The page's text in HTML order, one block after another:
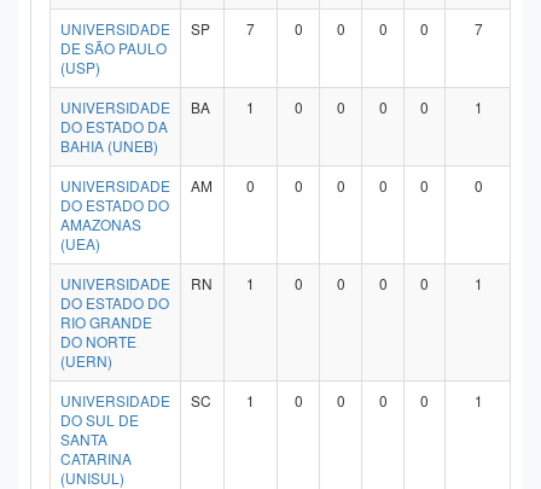
UNIVERSIDADE
DE SÃO PAULO
(USP)
SP 7 0 0 0 0 7
UNIVERSIDADE
DO ESTADO DA
BAHIA (UNEB)
BA 1 0 0 0 0 1
UNIVERSIDADE
DO ESTADO DO
AMAZONAS
(UEA)
AM 0 0 0 0 0 0
UNIVERSIDADE
DO ESTADO DO
RIO GRANDE
DO NORTE
(UERN)
RN 1 0 0 0 0 1
UNIVERSIDADE
DO SUL DE
SANTA
CATARINA
(UNISUL)
SC 1 0 0 0 0 1